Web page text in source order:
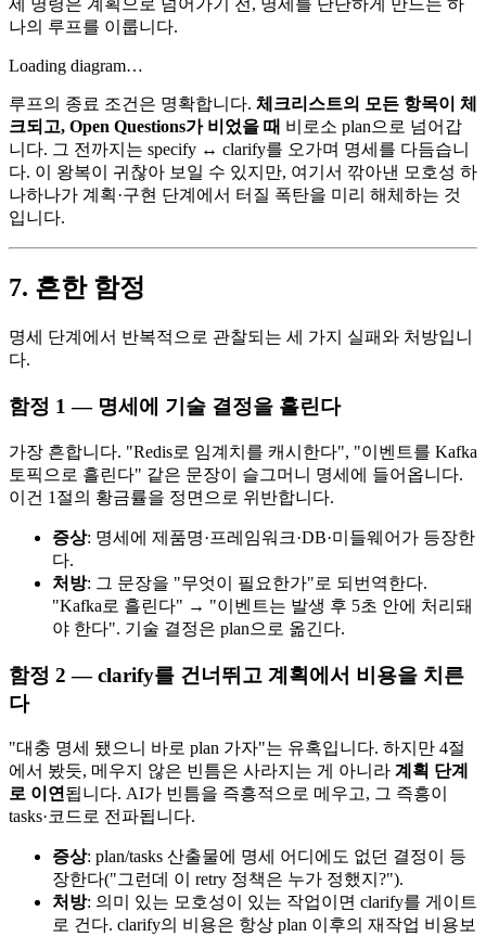
나의 루프를 이룹니다.
Loading diagram…
루프의 종료 조건은 명확합니다. 체크리스트의 모든 항목이 체
크되고, Open Questions가 비었을 때 비로소 plan으로 넘어갑
니다. 그 전까지는 specify ↔ clarify를 오가며 명세를 다듬습니
다. 이 왕복이 귀찮아 보일 수 있지만, 여기서 깎아낸 모호성 하
나하나가 계획·구현 단계에서 터질 폭탄을 미리 해체하는 것
입니다.
7. 흔한 함정
명세 단계에서 반복적으로 관찰되는 세 가지 실패와 처방입니
다.
함정 1 — 명세에 기술 결정을 흘린다
가장 흔합니다. "Redis로 임계치를 캐시한다", "이벤트를 Kafka
토픽으로 흘린다" 같은 문장이 슬그머니 명세에 들어옵니다.
이건 1절의 황금률을 정면으로 위반합니다.
증상: 명세에 제품명·프레임워크·DB·미들웨어가 등장한
다.
처방: 그 문장을 "무엇이 필요한가"로 되번역한다.
"Kafka로 흘린다" → "이벤트는 발생 후 5초 안에 처리돼
야 한다". 기술 결정은 plan으로 옮긴다.
함정 2 — clarify를 건너뛰고 계획에서 비용을 치른
다
"대충 명세 됐으니 바로 plan 가자"는 유혹입니다. 하지만 4절
에서 봤듯, 메우지 않은 빈틈은 사라지는 게 아니라 계획 단계
로 이연 됩니다. AI가 빈틈을 즉흥적으로 메우고, 그 즉흥이
tasks·코드로 전파됩니다.
증상: plan/tasks 산출물에 명세 어디에도 없던 결정이 등
장한다("그런데 이 retry 정책은 누가 정했지?").
처방: 의미 있는 모호성이 있는 작업이면 clarify를 게이트
로 건다. clarify의 비용은 항상 plan 이후의 재작업 비용보